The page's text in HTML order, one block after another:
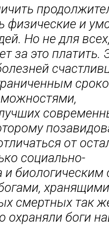
физические и
Но не для
за это платить.
от
социально-
биологическим
смертных так
охраняли боги